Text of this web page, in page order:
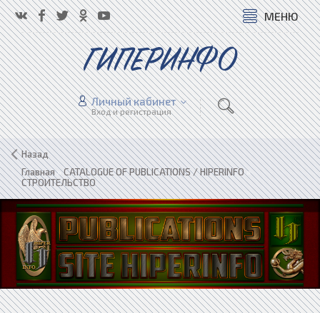
МЕНЮ
ГИПЕРИНФО
Личный кабинет
Вход и регистрация
Назад
Главная»CATALOGUE OF PUBLICATIONS / HIPERINFO»
СТРОИТЕЛЬСТВО